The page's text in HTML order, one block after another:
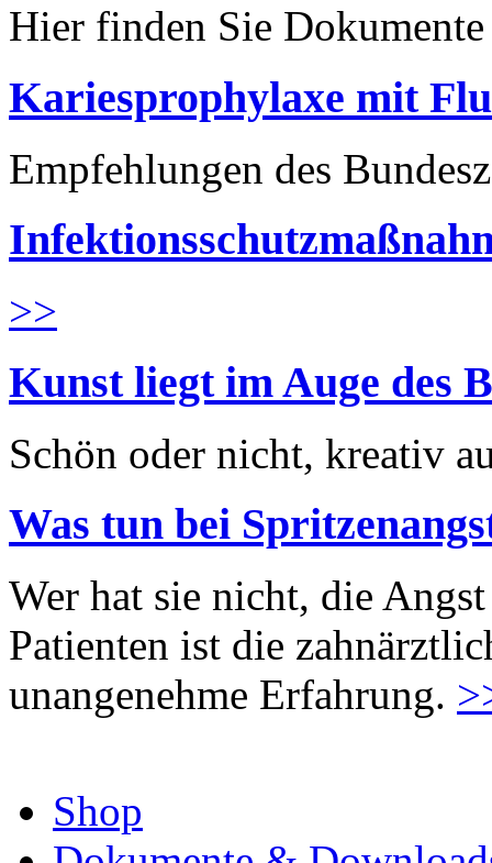
Hier finden Sie
Kariesprophylaxe mit
Empfehlungen des
>>
Kunst liegt im Auge des
Schön oder nicht, kreativ
Was tun bei
Wer hat sie nicht, die
Patienten ist die
unangenehme Erfahrung.
Shop